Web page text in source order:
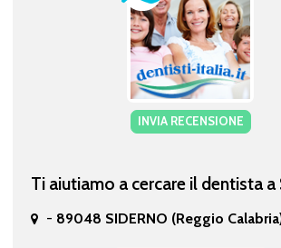
INVIA RECENSIONE
Ti aiutiamo a cercare il dentista a
- 89048 SIDERNO (Reggio